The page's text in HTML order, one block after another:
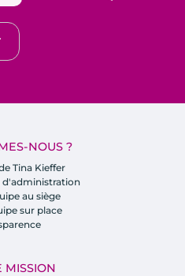
NOUS ?
Tina Kieffer
d'administration
au siège
sur place
MISSION